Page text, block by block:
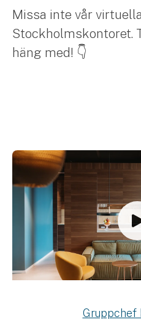
Missa inte vår
Stockholmskontoret.
häng med! 👇
Lediga
Gruppchef